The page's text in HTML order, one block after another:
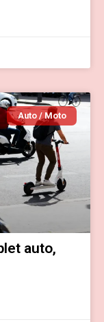
Auto / Moto
auto,